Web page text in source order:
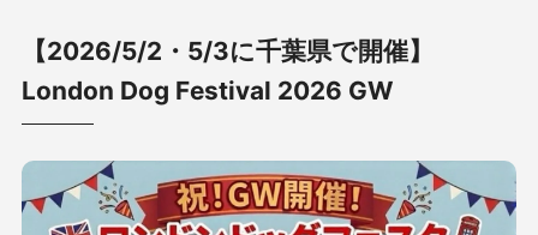
【2026/5/2・5/3に千葉県で開催】
London Dog Festival 2026 GW